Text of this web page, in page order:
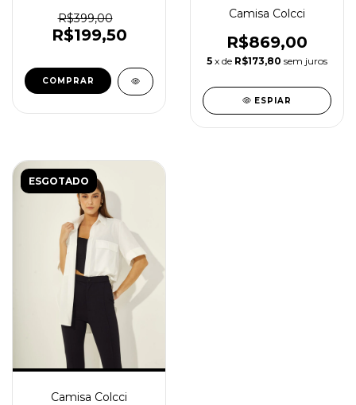
R$399,00
R$199,50
COMPRAR
Camisa Colcci
R$869,00
5 x de R$173,80 sem juros
ESPIAR
ESGOTADO
Camisa Colcci